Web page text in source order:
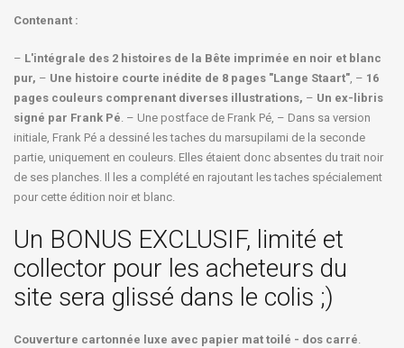
Contenant :
– L'intégrale des 2 histoires de la Bête imprimée en noir et blanc
pur, – Une histoire courte inédite de 8 pages "Lange Staart", – 16
pages couleurs comprenant diverses illustrations, – Un ex-libris
signé par Frank Pé. – Une postface de Frank Pé, – Dans sa version
initiale, Frank Pé a dessiné les taches du marsupilami de la seconde
partie, uniquement en couleurs. Elles étaient donc absentes du trait noir
de ses planches. Il les a complété en rajoutant les taches spécialement
pour cette édition noir et blanc.
Un BONUS EXCLUSIF, limité et
collector pour les acheteurs du
site sera glissé dans le colis ;)
Couverture cartonnée luxe avec papier mat toilé - dos carré.